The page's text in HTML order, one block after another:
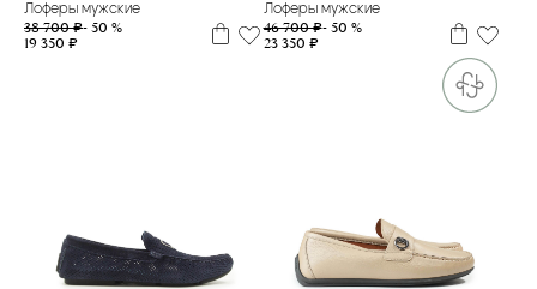
Лоферы мужские
38 700 ₽- 50 %
19 350 ₽
Лоферы мужские
46 700 ₽- 50 %
23 350 ₽